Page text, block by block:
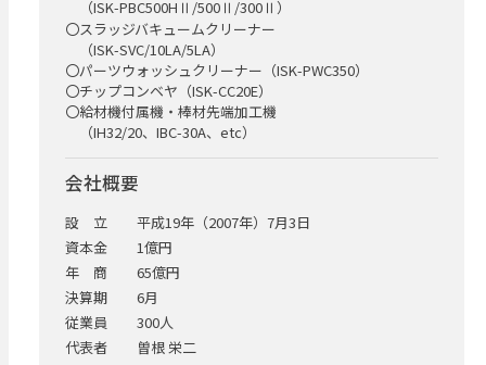
（ISK-PBC500HⅡ/500Ⅱ/300Ⅱ）
〇スラッジバキュームクリーナー
（ISK-SVC/10LA/5LA）
〇パーツウォッシュクリーナー（ISK-PWC350）
〇チップコンベヤ（ISK-CC20E）
〇給材機付属機・棒材先端加工機
（IH32/20、IBC-30A、etc）
会社概要
設 立
平成19年（2007年）7月3日
資本金
1億円
年 商
65億円
決算期
6月
従業員
300人
代表者
曽根 栄二